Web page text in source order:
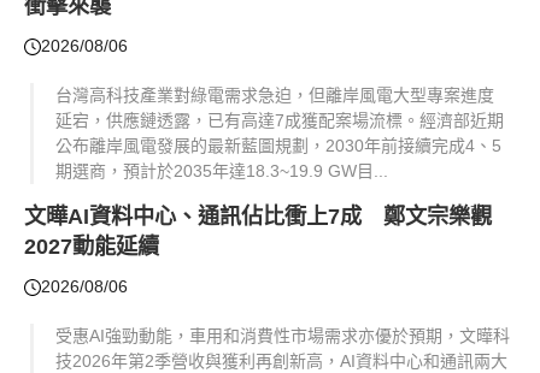
衝擊來襲
2026/08/06
台灣高科技產業對綠電需求急迫，但離岸風電大型專案進度
延宕，供應鏈透露，已有高達7成獲配案場流標。經濟部近期
公布離岸風電發展的最新藍圖規劃，2030年前接續完成4、5
期選商，預計於2035年達18.3~19.9 GW目...
文曄AI資料中心、通訊佔比衝上7成 鄭文宗樂觀
2027動能延續
2026/08/06
受惠AI強勁動能，車用和消費性市場需求亦優於預期，文曄科
技2026年第2季營收與獲利再創新高，AI資料中心和通訊兩大